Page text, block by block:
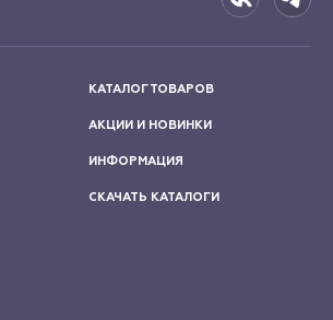
КАТАЛОГ ТОВАРОВ
АКЦИИ И НОВИНКИ
ИНФОРМАЦИЯ
СКАЧАТЬ КАТАЛОГИ